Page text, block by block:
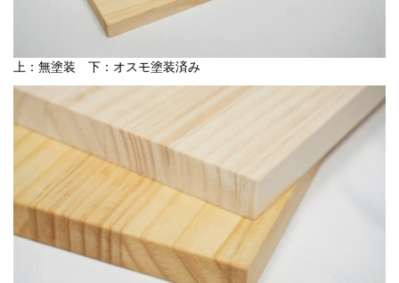
上：無塗装 下：オスモ塗装済み